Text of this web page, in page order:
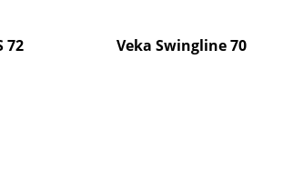
72 Veka Swingline 70